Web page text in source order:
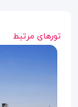
تورهای مرتبط